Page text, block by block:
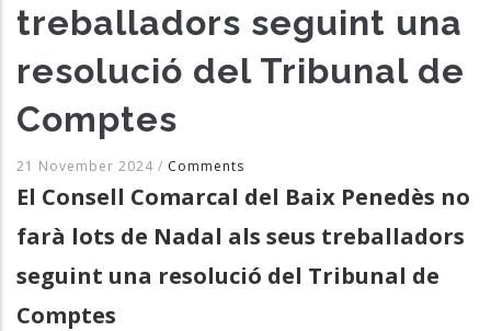
treballadors seguint una
resolució del Tribunal de
Comptes
21 November 2024 / Comments
El Consell Comarcal del Baix Penedès no
farà lots de Nadal als seus treballadors
seguint una resolució del Tribunal de
Comptes